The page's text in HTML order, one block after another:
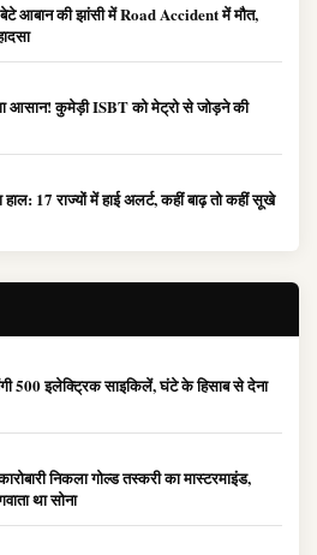
आबान की झांसी में Road Accident में मौत,
आसान! कुमेड़ी ISBT को मेट्रो से जोड़ने की
हाल: 17 राज्यों में हाई अलर्ट, कहीं बाढ़ तो कहीं सूखे
500 इलेक्ट्रिक साइकिलें, घंटे के हिसाब से देना
निकला गोल्ड तस्करी का मास्टरमाइंड,
था सोना